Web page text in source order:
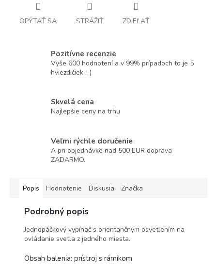
OPÝTAŤ SA STRÁŽIŤ ZDIEĽAŤ
Pozitívne recenzie
Vyše 600 hodnotení a v 99% prípadoch to je 5
hviezdičiek :-)
Skvelá cena
Najlepšie ceny na trhu
Veľmi rýchle doručenie
A pri objednávke nad 500 EUR doprava
ZADARMO.
Popis Hodnotenie Diskusia Značka
Podrobný popis
Jednopáčkový vypínač s orientančným osvetlením na
ovládanie svetla z jedného miesta.
Obsah balenia: prístroj s rámikom